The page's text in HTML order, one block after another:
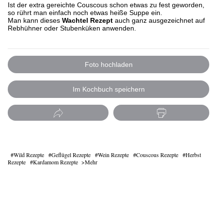
Ist der extra gereichte Couscous schon etwas zu fest geworden,
so rührt man einfach noch etwas heiße Suppe ein.
Man kann dieses Wachtel Rezept auch ganz ausgezeichnet auf
Rebhühner oder Stubenküken anwenden.
Foto hochladen
Im Kochbuch speichern
Wild Rezepte Geflügel Rezepte Wein Rezepte Couscous Rezepte
Herbst
Rezepte
Kardamom Rezepte Mehr